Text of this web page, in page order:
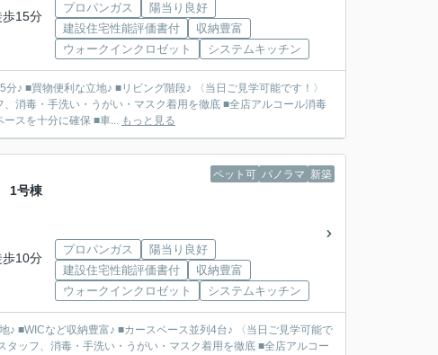
歩15分
プロパンガス
陽当り良好
建設住宅性能評価書付
収納豊富
ウォークインクロゼット
システムキッチン
♪ ■買物便利な立地♪ ■リビング階段♪ 〈当日ご見学可能です！〉
消毒・手洗い・うがい・マスク着用を徹底 ■全店アルコール消毒
スを十分に確保 ■車... もっと見る
ペット可 パノラマ 新築
1号棟
歩10分
プロパンガス
陽当り良好
建設住宅性能評価書付
収納豊富
ウォークインクロゼット
システムキッチン
■WICなど収納豊富♪ ■カースペース並列4台♪ 〈当日ご見学可能で
ッフ、消毒・手洗い・うがい・マスク着用を徹底 ■全店アルコー